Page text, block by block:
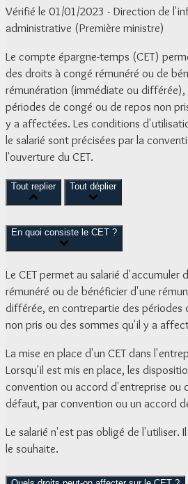
Vérifié le 01/01/2023 - Direction de
administrative (Première ministre)
Le compte épargne-temps (CET)
des droits à congé rémunéré ou de
rémunération (immédiate ou
périodes de congé ou de repos non
y a affectées. Les conditions
le salarié sont précisées par la
l'ouverture du CET.
Tout replier Tout déplier
En quoi consiste le CET ?
Le CET permet au salarié d'accumuler
rémunéré ou de bénéficier d'une
différée, en contrepartie des périodes
non pris ou des sommes qu'il y a
La mise en place d'un CET dans
Lorsqu'il est mis en place, les
convention ou accord d'entreprise ou
défaut, par convention ou un accord
Le salarié n'est pas obligé de l'utiliser.
le souhaite.